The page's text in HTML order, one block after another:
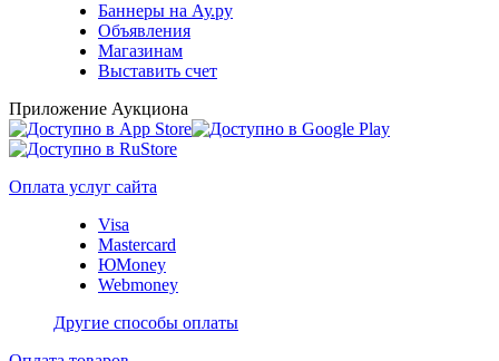
Баннеры на Ау.ру
Объявления
Магазинам
Выставить счет
Приложение Аукциона
Оплата услуг сайта
Visa
Mastercard
ЮMoney
Webmoney
Другие способы оплаты